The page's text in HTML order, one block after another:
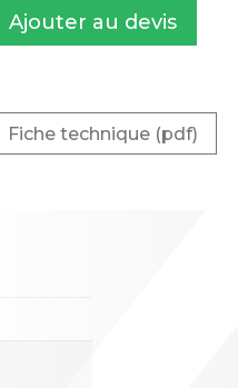
Ajouter au devis
Fiche technique (pdf)